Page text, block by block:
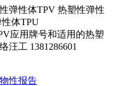
弹性体TPV 热塑性弹性
体TPU
应用牌号和适用的热塑
汪工 1381286601
性报告